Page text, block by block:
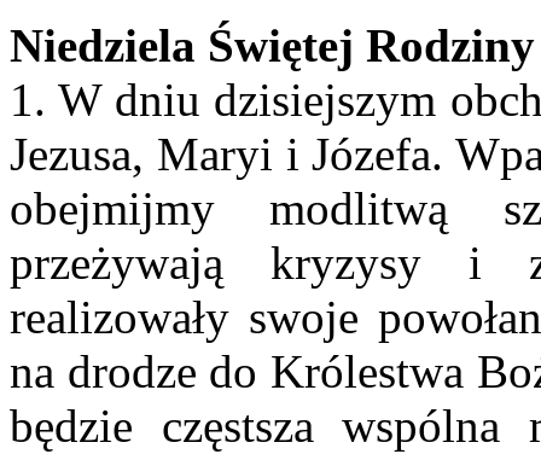
Niedziela Świętej
1. W dniu dzisiejszym
Jezusa, Maryi i Józefa.
obejmijmy modlitwą
przeżywają kryzysy i
realizowały swoje
na drodze do Królestwa
będzie częstsza